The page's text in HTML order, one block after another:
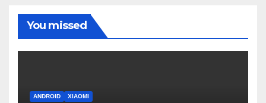
You missed
ANDROID XIAOMI